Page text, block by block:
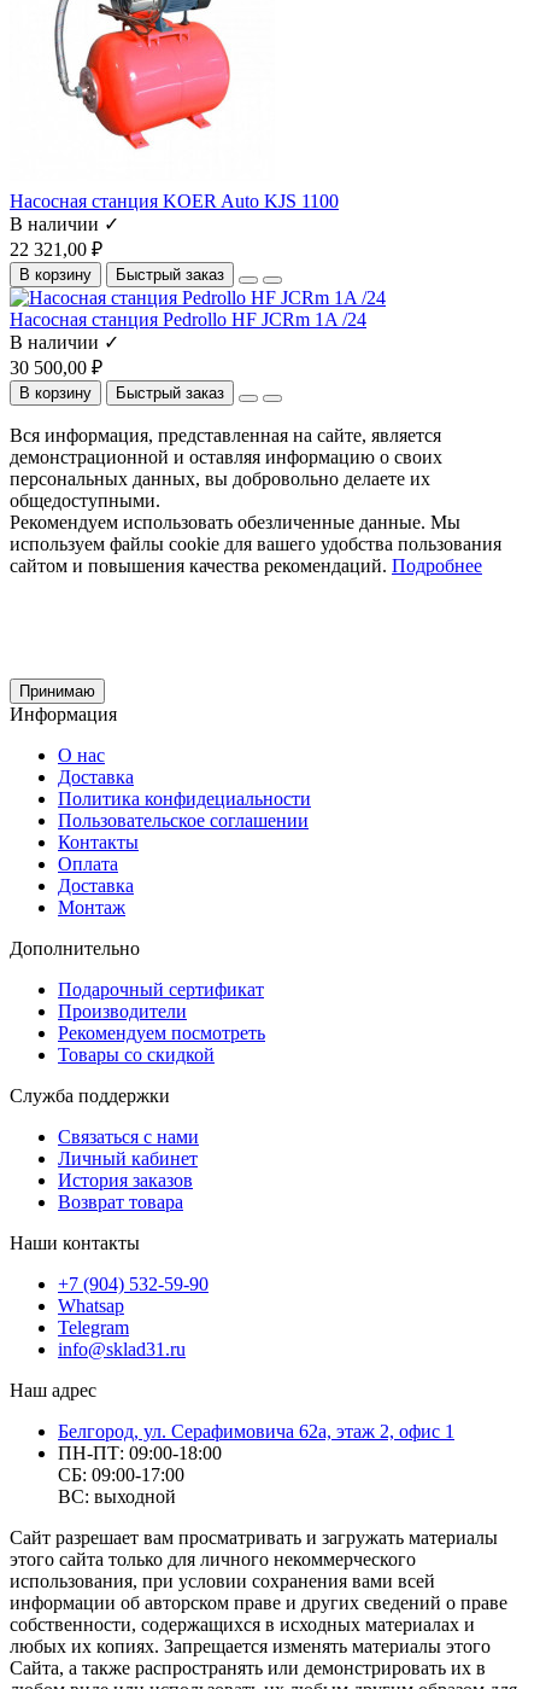
Насосная станция KOER Auto KJS 1100
В наличии ✓
22 321,00 ₽
В корзину Быстрый заказ
Насосная станция Pedrollo HF JCRm 1A /24
В наличии ✓
30 500,00 ₽
В корзину Быстрый заказ
Вся информация, представленная на сайте, является
демонстрационной и оставляя информацию о своих
персональных данных, вы добровольно делаете их
общедоступными.
Рекомендуем использовать обезличенные данные. Мы
используем файлы cookie для вашего удобства пользования
сайтом и повышения качества рекомендаций. Подробнее
Принимаю
Информация
О нас
Доставка
Политика конфидециальности
Пользовательское соглашении
Контакты
Оплата
Доставка
Монтаж
Дополнительно
Подарочный сертификат
Производители
Рекомендуем посмотреть
Товары со скидкой
Служба поддержки
Связаться с нами
Личный кабинет
История заказов
Возврат товара
Наши контакты
+7 (904) 532-59-90
Whatsap
Telegram
info@sklad31.ru
Наш адрес
Белгород, ул. Серафимовича 62а, этаж 2, офис 1
ПН-ПТ: 09:00-18:00
СБ: 09:00-17:00
ВС: выходной
Сайт разрешает вам просматривать и загружать материалы
этого сайта только для личного некоммерческого
использования, при условии сохранения вами всей
информации об авторском праве и других сведений о праве
собственности, содержащихся в исходных материалах и
любых их копиях. Запрещается изменять материалы этого
Сайта, а также распространять или демонстрировать их в